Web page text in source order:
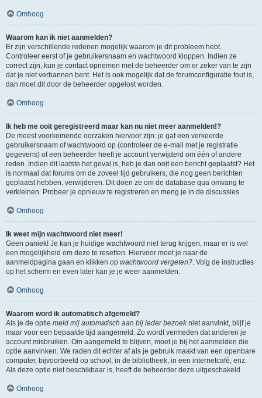
Omhoog
Waarom kan ik niet aanmelden?
Er zijn verschillende redenen mogelijk waarom je dit probleem hebt.
Controleer eerst of je gebruikersnaam en wachtwoord kloppen. Indien ze
correct zijn, kun je contact opnemen met de beheerder om er zeker van te zijn
dat je niet verbannen bent. Het is ook mogelijk dat de forumconfiguratie fout is,
dan moet dit door de beheerder opgelost worden.
Omhoog
Ik heb me ooit geregistreerd maar kan nu niet meer aanmelden!?
De meest voorkomende oorzaken hiervoor zijn: je gaf een verkeerde
gebruikersnaam of wachtwoord op (controleer de e-mail met je registratie
gegevens) of een beheerder heeft je account verwijderd om één of andere
reden. Indien dit laatste het geval is, heb je dan ooit een bericht geplaatst? Het
is normaal dat forums om de zoveel tijd gebruikers, die nog geen berichten
geplaatst hebben, verwijderen. Dit doen ze om de database qua omvang te
verkleinen. Probeer je opnieuw te registreren en meng je in de discussies.
Omhoog
Ik weet mijn wachtwoord niet meer!
Geen paniek! Je kan je huidige wachtwoord niet terug krijgen, maar er is wel
een mogelijkheid om deze te resetten. Hiervoor moet je naar de
aanmeldpagina gaan en klikken op wachtwoord vergeten? . Volg de instructies
op het scherm en even later kan je je weer aanmelden.
Omhoog
Waarom word ik automatisch afgemeld?
Als je de optie meld mij automatisch aan bij ieder bezoekniet aanvinkt, blijf je
maar voor een bepaalde tijd aangemeld. Zo wordt vermeden dat anderen je
account misbruiken. Om aangemeld te blijven, moet je bij het aanmelden die
optie aanvinken. We raden dit echter af als je gebruik maakt van een openbare
computer, bijvoorbeeld op school, in de bibliotheek, in een internetcafé, enz.
Als deze optie niet beschikbaar is, heeft de beheerder deze uitgeschakeld.
Omhoog